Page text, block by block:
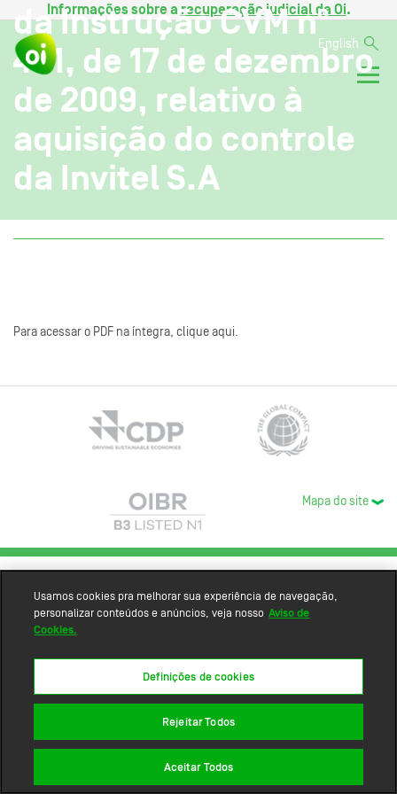
Informações sobre a recuperação judicial da Oi.
English
da Instrução CVM nº
481, de 17 de dezembro
de 2009, relativo à
aquisição do controle
da Invitel S.A
Para acessar o PDF na íntegra, clique aqui.
Mapa do site
Usamos cookies pra melhorar sua experiência de navegação,
personalizar conteúdos e anúncios, veja nosso Aviso de
Cookies.
Definições de cookies
Rejeitar Todos
Aceitar Todos